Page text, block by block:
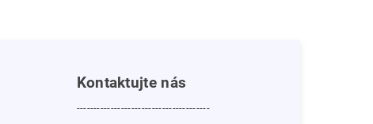
Kontaktujte nás
---------------------------------------